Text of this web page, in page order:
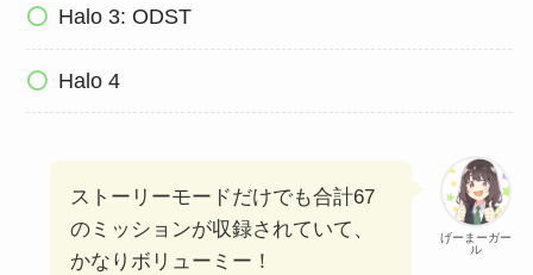
Halo 3: ODST
Halo 4
げーまーガー
ル
ストーリーモードだけでも合計67
のミッションが収録されていて、
かなりボリューミー！